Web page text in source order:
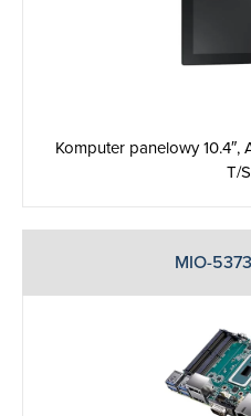
Komputer panelowy 10.4″,
T/
MIO-